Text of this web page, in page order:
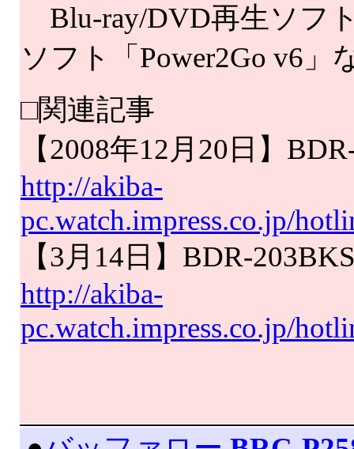
Blu-ray/DVD再生ソフ
ソフト「Power2Go v6」
□関連記事
【2008年12月20日】
http://akiba-
pc.watch.impress.co.jp/
【3月14日】BDR-
http://akiba-
pc.watch.impress.co.jp/